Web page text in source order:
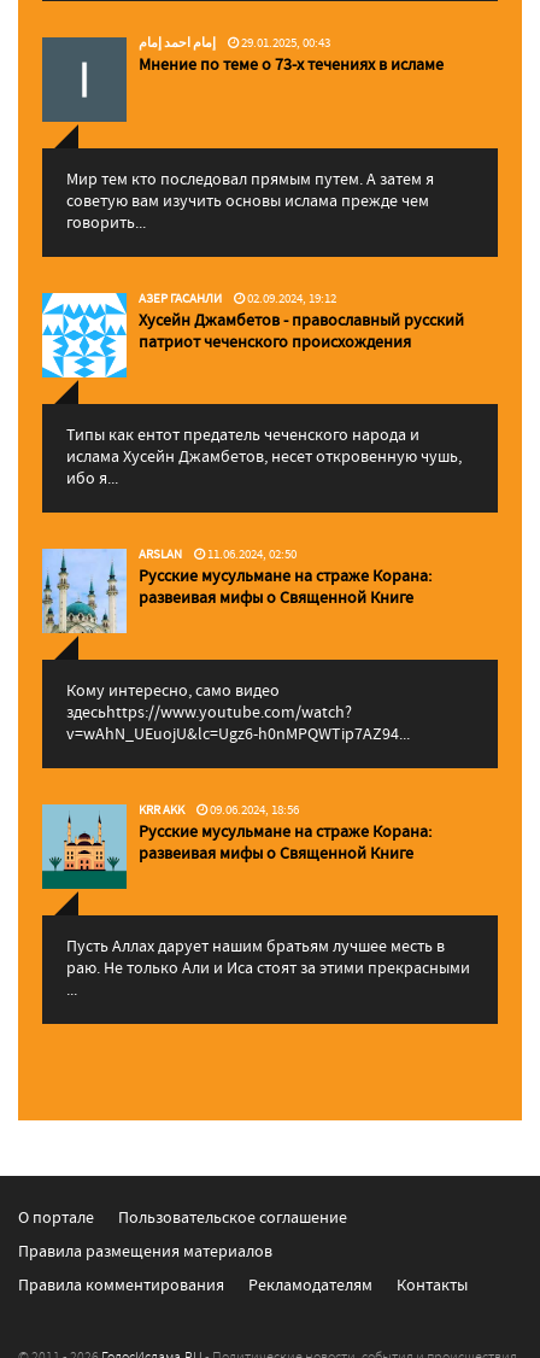
إمام احمد إمام 29.01.2025, 00:43
Мнение по теме о 73-х течениях в исламе
Мир тем кто последовал прямым путем. А затем я
советую вам изучить основы ислама прежде чем
говорить...
АЗЕР ГАСАНЛИ 02.09.2024, 19:12
Хусейн Джамбетов - православный русский
патриот чеченского происхождения
Типы как ентот предатель чеченского народа и
ислама Хусейн Джамбетов, несет откровенную чушь,
ибо я...
ARSLAN 11.06.2024, 02:50
Русские мусульмане на страже Корана:
pазвеивая мифы о Священной Книге
Кому интересно, само видео
здесьhttps://www.youtube.com/watch?
v=wAhN_UEuojU&lc=Ugz6-h0nMPQWTip7AZ94...
KRR AKK 09.06.2024, 18:56
Русские мусульмане на страже Корана:
pазвеивая мифы о Священной Книге
Пусть Аллах дарует нашим братьям лучшее месть в
раю. Не только Али и Иса стоят за этими прекрасными
...
О портале
Пользовательское соглашение
Правила размещения материалов
Правила комментирования
Рекламодателям Контакты